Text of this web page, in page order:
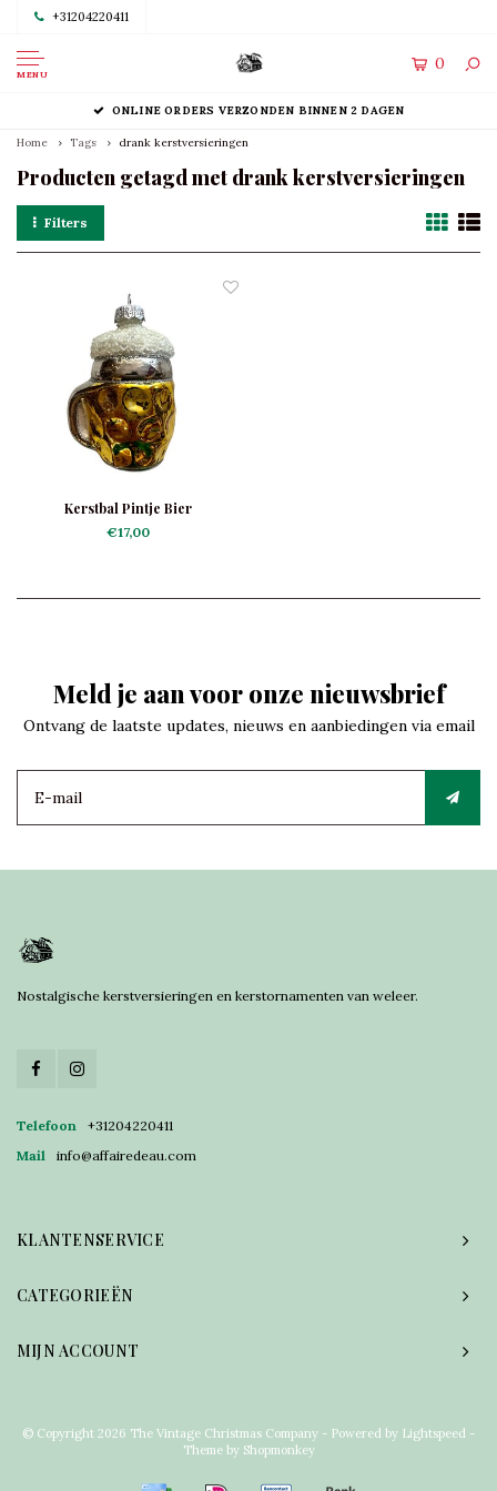
+31204220411
MENU
0
ONLINE ORDERS VERZONDEN BINNEN 2 DAGEN
Home Tags drank kerstversieringen
Producten getagd met drank kerstversieringen
Filters
Kerstbal Pintje Bier
€17,00
Meld je aan voor onze nieuwsbrief
Ontvang de laatste updates, nieuws en aanbiedingen via email
Nostalgische kerstversieringen en kerstornamenten van weleer.
Telefoon
+31204220411
Mail
info@affairedeau.com
KLANTENSERVICE
CATEGORIEËN
MIJN ACCOUNT
© Copyright 2026 The Vintage Christmas Company - Powered by Lightspeed -
Theme by Shopmonkey